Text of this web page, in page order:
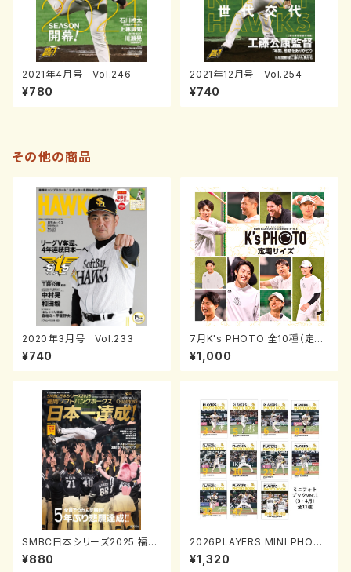
2021年4月号 Vol.246
¥780
2021年12月号 Vol.254
¥740
その他の商品
2020年3月号 Vol.233
¥740
7月K's PHOTO 全10種（定期
券サイズ）
¥1,000
SMBC日本シリーズ2025 福岡
ソフトバンクホークス日本一達
成！
¥880
2026PLAYERS MINI PHOT
O BOOK「プレイヤーズミニフォ
トブック」ver.1(3・4月)0731-0
¥1,320